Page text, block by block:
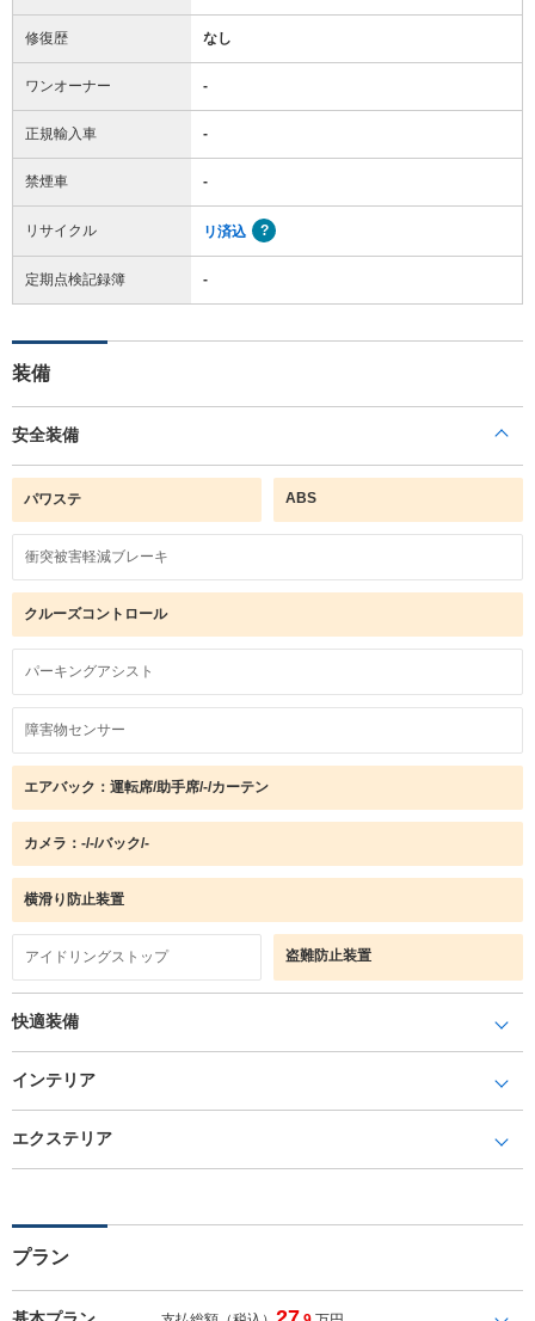
修復歴 なし
ワンオーナー -
正規輸入車 -
禁煙車 -
リサイクル リ済込
定期点検記録簿 -
装備
安全装備
パワステ ABS
衝突被害軽減ブレーキ
クルーズコントロール
パーキングアシスト
障害物センサー
エアバック：運転席/助手席/-/カーテン
カメラ：-/-/バック/-
横滑り防止装置
アイドリングストップ 盗難防止装置
快適装備
インテリア
エクステリア
プラン